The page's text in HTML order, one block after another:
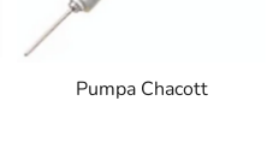
Pumpa Chacott